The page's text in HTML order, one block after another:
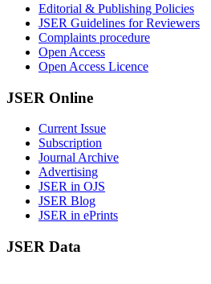
Editorial & Publishing Policies
JSER Guidelines for Reviewers
Complaints procedure
Open Access
Open Access Licence
JSER Online
Current Issue
Subscription
Journal Archive
Advertising
JSER in OJS
JSER Blog
JSER in ePrints
JSER Data